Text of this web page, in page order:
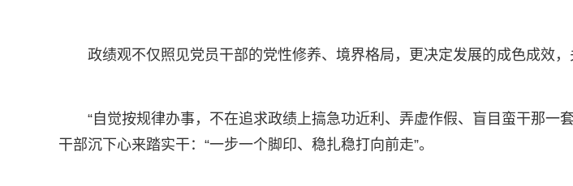
政绩观不仅照见党员干部的党性修养、境界格局，更决定发展的成色成效，
“自觉按规律办事，不在追求政绩上搞急功近利、弄虚作假、盲目蛮干那一
干部沉下心来踏实干：“一步一个脚印、稳扎稳打向前走”。